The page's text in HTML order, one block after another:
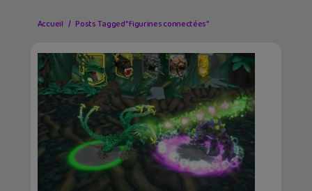
Accueil Posts Tagged "figurines connectées"